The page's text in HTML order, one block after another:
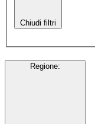
Chiudi filtri
Regione: